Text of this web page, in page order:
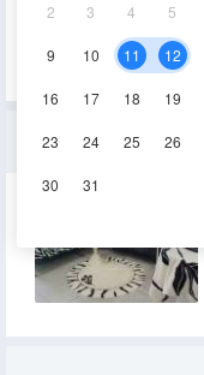
2 3 4 5
9 10 11 12
16 17 18 19
23 24 25 26
30 31